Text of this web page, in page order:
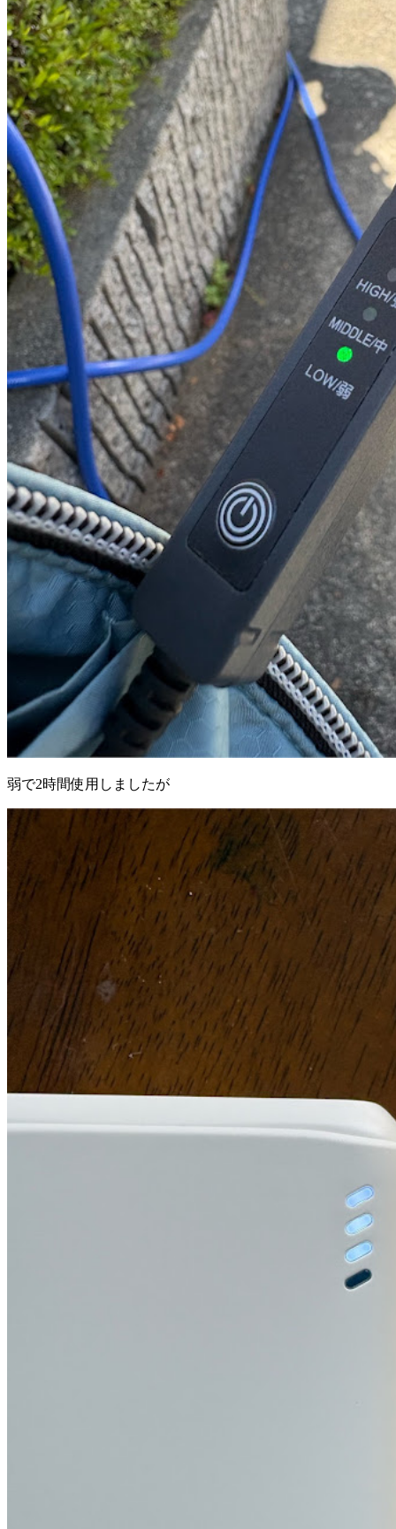
弱で2時間使用しましたが